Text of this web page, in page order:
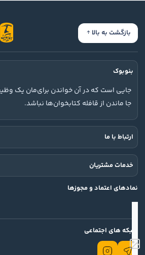
بازگشت به بالا
بنوبوک
جایی است که در آن خواندن برای‌مان یک
جا ماندن از قافله کتابخوان‌ها نباشد.
ارتباط با ما
خدمات مشتریان
نمادهای اعتماد و مجوزها
شبکه های اجتماعی